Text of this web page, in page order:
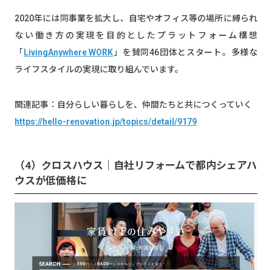
2020年には同事業を拡大し、自宅やオフィス等の場所に縛られ
ない働き方の実現を目的としたプラットフォーム構想
「 LivingAnywhere WORK」を賛同46団体とスタート。多様な
ライフスタイルの実現に取り組んでいます。
関連記事：自分らしい暮らしを、仲間たちと共につくっていく
https://hello-renovation.jp/topics/detail/9179
（4）クロスハウス｜自社リフォームで都内シェアハ
ウスが低価格に